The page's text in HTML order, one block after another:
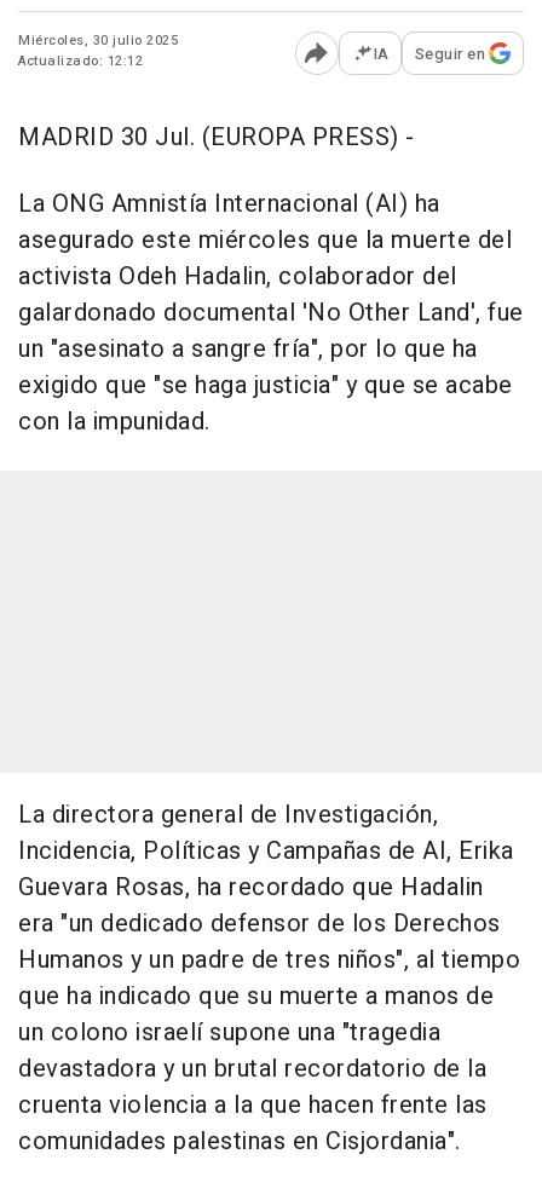
Miércoles, 30 julio 2025
Actualizado: 12:12
Abrir opciones para
IA Seguir en
MADRID 30 Jul. (EUROPA PRESS) -
La ONG Amnistía Internacional (AI) ha
asegurado este miércoles que la muerte del
activista Odeh Hadalin, colaborador del
galardonado documental 'No Other Land', fue
un "asesinato a sangre fría", por lo que ha
exigido que "se haga justicia" y que se acabe
con la impunidad.
La directora general de Investigación,
Incidencia, Políticas y Campañas de AI, Erika
Guevara Rosas, ha recordado que Hadalin
era "un dedicado defensor de los Derechos
Humanos y un padre de tres niños", al tiempo
que ha indicado que su muerte a manos de
un colono israelí supone una "tragedia
devastadora y un brutal recordatorio de la
cruenta violencia a la que hacen frente las
comunidades palestinas en Cisjordania".